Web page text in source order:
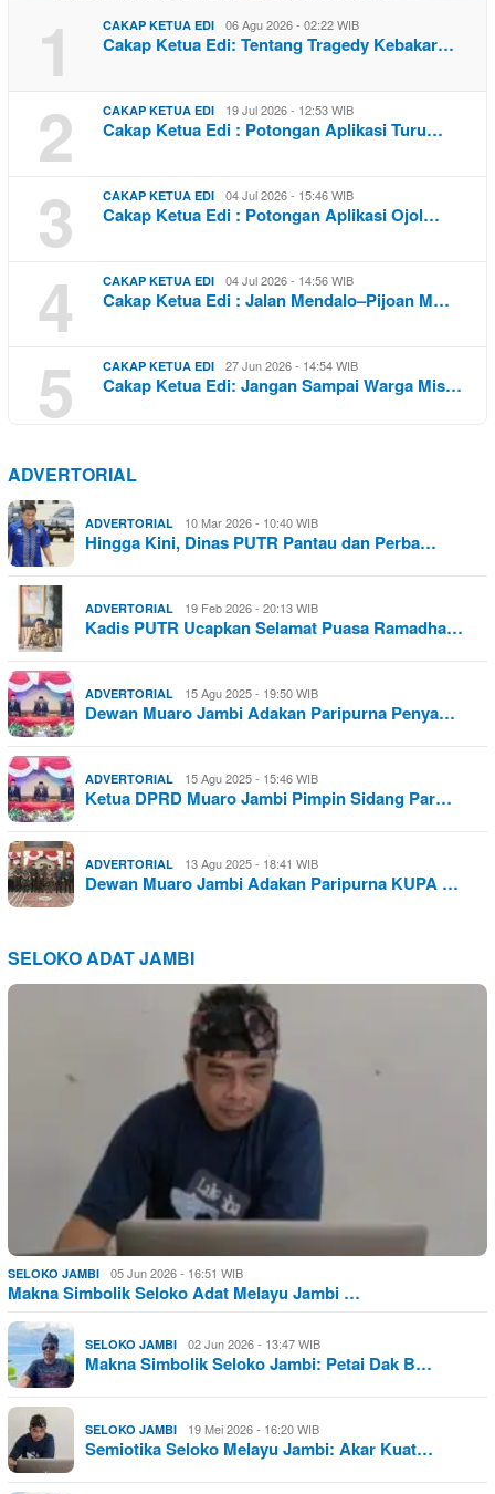
1 CAKAP KETUA EDI 06 Agu 2026 - 02:22 WIB
Cakap Ketua Edi: Tentang Tragedy Kebakar…
2 CAKAP KETUA EDI 19 Jul 2026 - 12:53 WIB
Cakap Ketua Edi : Potongan Aplikasi Turu…
3 CAKAP KETUA EDI 04 Jul 2026 - 15:46 WIB
Cakap Ketua Edi : Potongan Aplikasi Ojol…
4 CAKAP KETUA EDI 04 Jul 2026 - 14:56 WIB
Cakap Ketua Edi : Jalan Mendalo–Pijoan M…
5 CAKAP KETUA EDI 27 Jun 2026 - 14:54 WIB
Cakap Ketua Edi: Jangan Sampai Warga Mis…
ADVERTORIAL
ADVERTORIAL 10 Mar 2026 - 10:40 WIB
Hingga Kini, Dinas PUTR Pantau dan Perba…
ADVERTORIAL 19 Feb 2026 - 20:13 WIB
Kadis PUTR Ucapkan Selamat Puasa Ramadha…
ADVERTORIAL 15 Agu 2025 - 19:50 WIB
Dewan Muaro Jambi Adakan Paripurna Penya…
ADVERTORIAL 15 Agu 2025 - 15:46 WIB
Ketua DPRD Muaro Jambi Pimpin Sidang Par…
ADVERTORIAL 13 Agu 2025 - 18:41 WIB
Dewan Muaro Jambi Adakan Paripurna KUPA …
SELOKO ADAT JAMBI
SELOKO JAMBI 05 Jun 2026 - 16:51 WIB
Makna Simbolik Seloko Adat Melayu Jambi …
SELOKO JAMBI 02 Jun 2026 - 13:47 WIB
Makna Simbolik Seloko Jambi: Petai Dak B…
SELOKO JAMBI 19 Mei 2026 - 16:20 WIB
Semiotika Seloko Melayu Jambi: Akar Kuat…